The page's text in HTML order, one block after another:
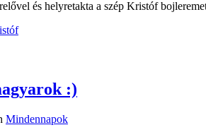
és helyretakta a szép Kristóf
:)
Mindennapok